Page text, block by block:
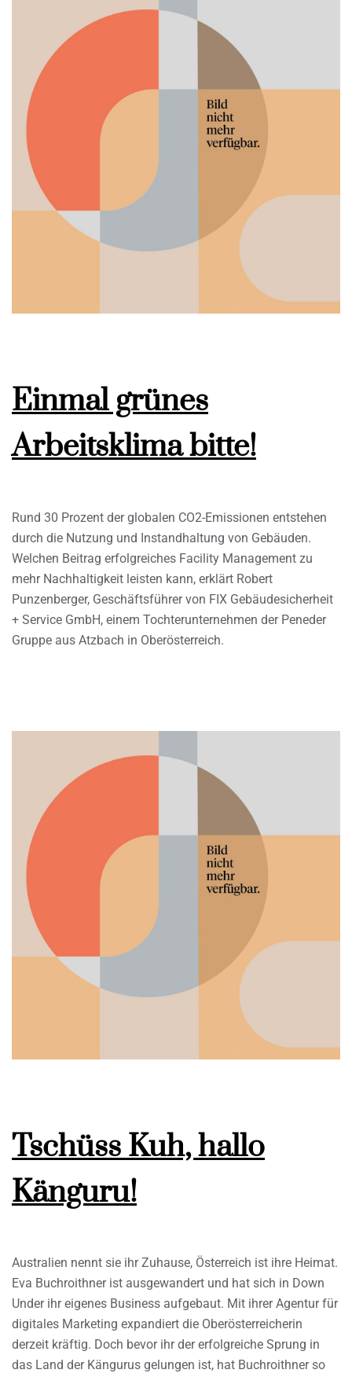
Einmal grünes
Arbeitsklima bitte!
Rund 30 Prozent der globalen CO2-Emissionen entstehen
durch die Nutzung und Instandhaltung von Gebäuden.
Welchen Beitrag erfolgreiches Facility Management zu
mehr Nachhaltigkeit leisten kann, erklärt Robert
Punzenberger, Geschäftsführer von FIX Gebäudesicherheit
+ Service GmbH, einem Tochterunternehmen der Peneder
Gruppe aus Atzbach in Oberösterreich.
Tschüss Kuh, hallo
Känguru!
Australien nennt sie ihr Zuhause, Österreich ist ihre Heimat.
Eva Buchroithner ist ausgewandert und hat sich in Down
Under ihr eigenes Business aufgebaut. Mit ihrer Agentur für
digitales Marketing expandiert die Oberösterreicherin
derzeit kräftig. Doch bevor ihr der erfolgreiche Sprung in
das Land der Kängurus gelungen ist, hat Buchroithner so